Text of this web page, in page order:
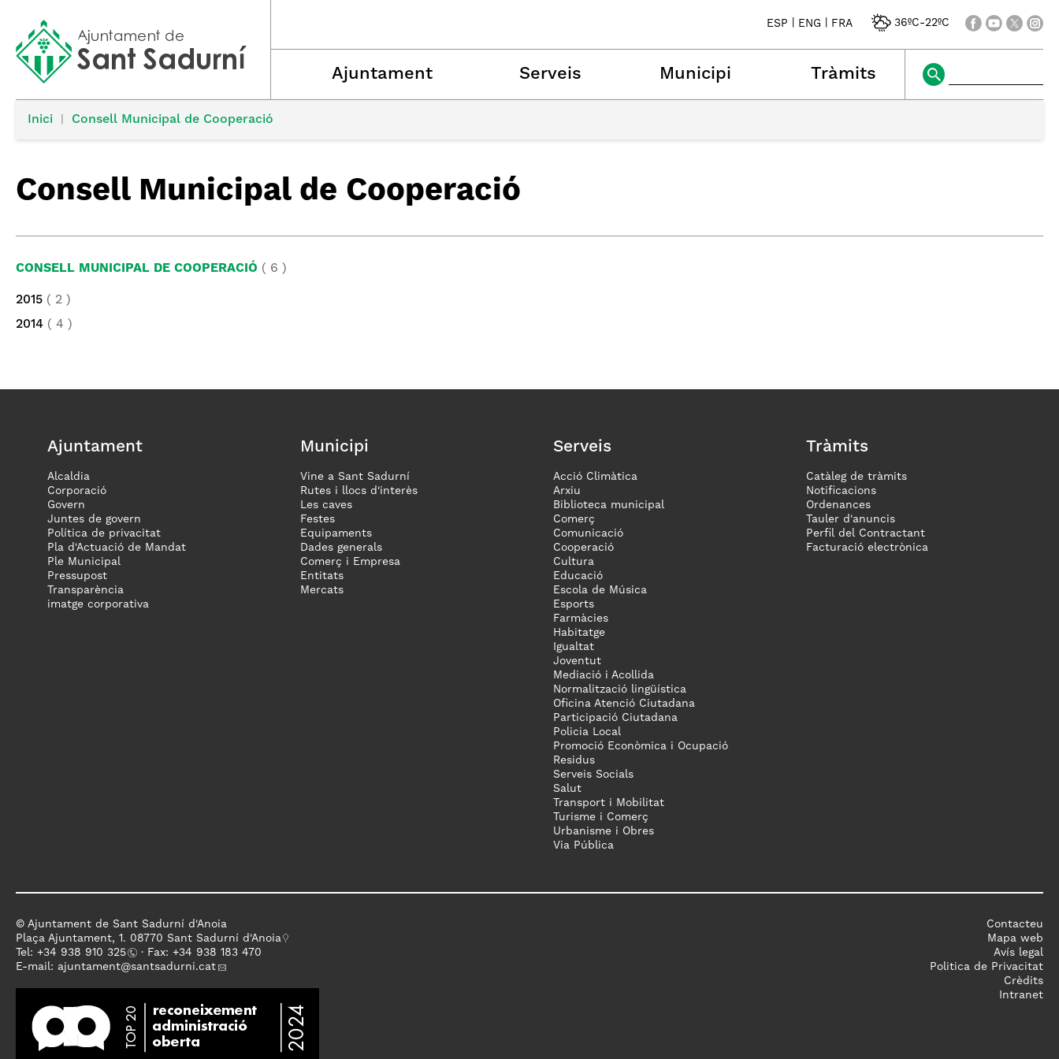
ESP ENG FRA 36ºC-22ºC
Ajuntament Serveis Municipi Tràmits
Inici Consell Municipal de Cooperació
Consell Municipal de Cooperació
CONSELL MUNICIPAL DE COOPERACIÓ ( 6 )
2015 ( 2 )
2014 ( 4 )
Ajuntament
Alcaldia
Corporació
Govern
Juntes de govern
Política de privacitat
Pla d'Actuació de Mandat
Ple Municipal
Pressupost
Transparència
imatge corporativa
Municipi
Vine a Sant Sadurní
Rutes i llocs d'interès
Les caves
Festes
Equipaments
Dades generals
Comerç i Empresa
Entitats
Mercats
Serveis
Acció Climàtica
Arxiu
Biblioteca municipal
Comerç
Comunicació
Cooperació
Cultura
Educació
Escola de Música
Esports
Farmàcies
Habitatge
Igualtat
Joventut
Mediació i Acollida
Normalització lingüística
Oficina Atenció Ciutadana
Participació Ciutadana
Policia Local
Promoció Econòmica i Ocupació
Residus
Serveis Socials
Salut
Transport i Mobilitat
Turisme i Comerç
Urbanisme i Obres
Via Pública
Tràmits
Catàleg de tràmits
Notificacions
Ordenances
Tauler d'anuncis
Perfil del Contractant
Facturació electrònica
© Ajuntament de Sant Sadurní d'Anoia
Plaça Ajuntament, 1. 08770 Sant Sadurní d'Anoia
Tel: +34 938 910 325
· Fax: +34 938 183 470
E-mail: ajuntament@santsadurni.cat
Contacteu
Mapa web
Avís legal
Politica de Privacitat
Crèdits
Intranet